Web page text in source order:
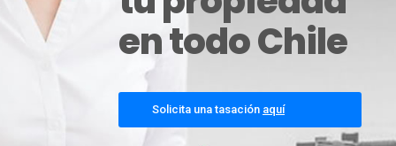
en todo Chile
Solicita una tasación aquí